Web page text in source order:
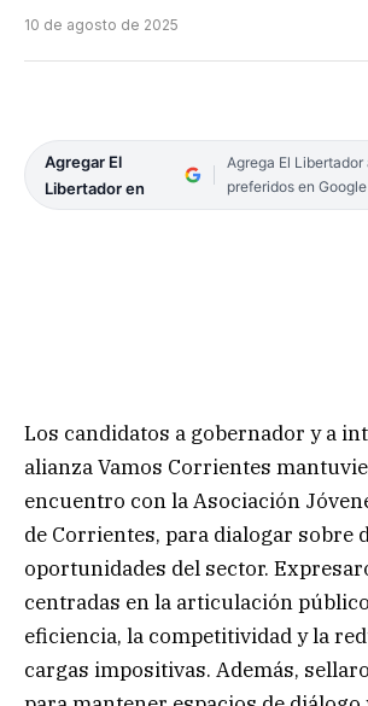
10 de agosto de 2025
Agregar El
Libertador en
Agrega El Libertador
preferidos en Google
Los candidatos a gobernador y a
alianza Vamos Corrientes
encuentro con la Asociación
de Corrientes, para dialogar sobre
oportunidades del sector.
centradas en la articulación
eficiencia, la competitividad y la
cargas impositivas. Además,